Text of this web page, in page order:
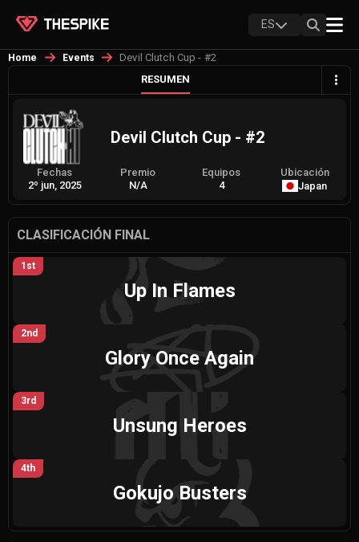
ES
Home Events
Devil Clutch Cup - #2
RESUMEN
Devil Clutch Cup - #2
Fechas
2º jun, 2025
Premio
N/A
Equipos
4
Ubicación
Japan
CLASIFICACIÓN FINAL
1st
Up In Flames
2nd
Glory Once Again
3rd
Unsung Heroes
4th
Gokujo Busters